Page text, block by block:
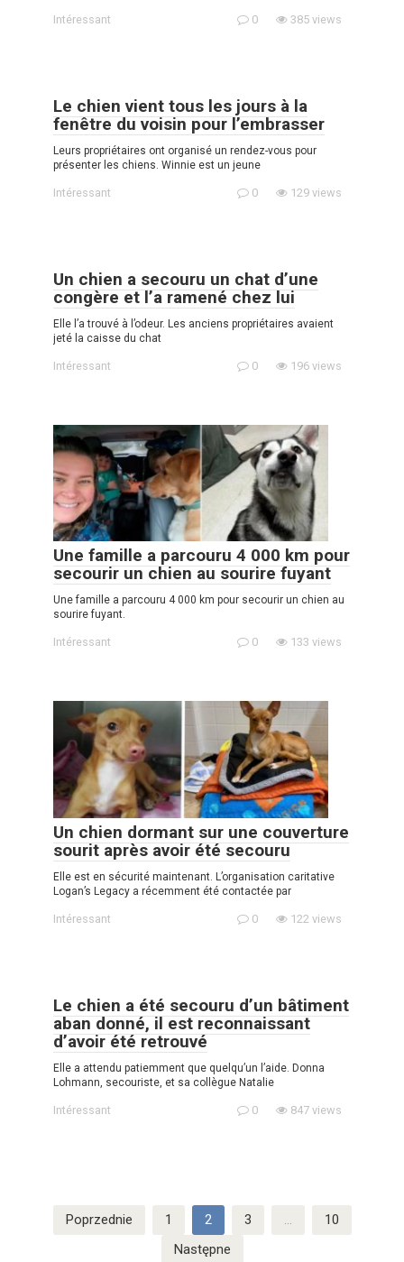
Intéressant 0 385 views
Le chien vient tous les jours à la
fenêtre du voisin pour l’embrasser
Leurs propriétaires ont organisé un rendez-vous pour
présenter les chiens. Winnie est un jeune
Intéressant 0 129 views
Un chien a secouru un chat d’une
congère et l’a ramené chez lui
Elle l’a trouvé à l’odeur. Les anciens propriétaires avaient
jeté la caisse du chat
Intéressant 0 196 views
Une famille a parcouru 4 000 km pour
secourir un chien au sourire fuyant
Une famille a parcouru 4 000 km pour secourir un chien au
sourire fuyant.
Intéressant 0 133 views
Un chien dormant sur une couverture
sourit après avoir été secouru
Elle est en sécurité maintenant. L’organisation caritative
Logan’s Legacy a récemment été contactée par
Intéressant 0 122 views
Le chien a été secouru d’un bâtiment
aban donné, il est reconnaissant
d’avoir été retrouvé
Elle a attendu patiemment que quelqu’un l’aide. Donna
Lohmann, secouriste, et sa collègue Natalie
Intéressant 0 847 views
Stronicowanie
wpisów
Poprzednie 1 2 3
10
Następne